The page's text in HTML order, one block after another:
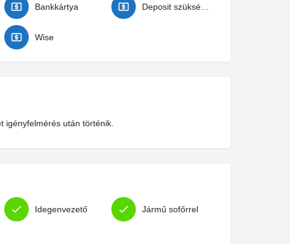
Bankkártya Deposit szükséges
Wise
igényfelmérés után történik.
Idegenvezető Jármű sofőrrel